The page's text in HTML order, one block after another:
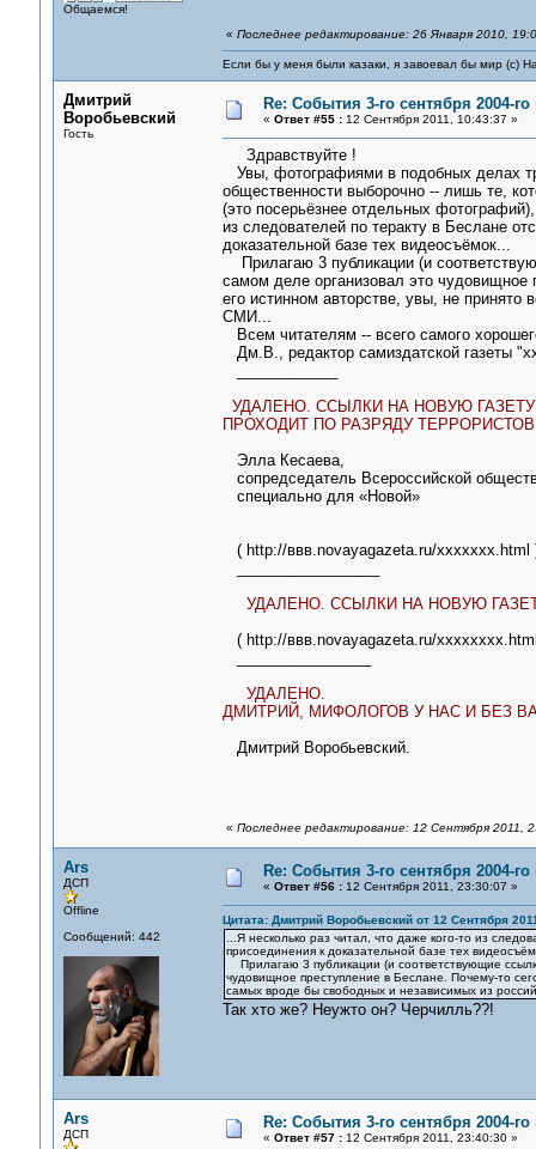
Общаемся!
« Последнее редактирование: 26 Января 2010,
Если бы у меня были казаки, я завоевал бы мир (с)
Дмитрий
Воробьевский
Гость
Re: События 3-го сентября 2004-
« Ответ #55 :12 Сентября 2011, 10:43:37 »
Здравствуйте !
Увы, фотографиями в подобных делах
общественности выборочно -- лишь те,
(это посерьёзнее отдельных
из следователей по теракту в Беслане
доказательной базе тех видеосъёмок...
Прилагаю 3 публикации (и
самом деле организовал это
его истинном авторстве, увы, не
СМИ...
Всем читателям -- всего самого
Дм.В., редактор самиздатской газеты
УДАЛЕНО. ССЫЛКИ НА НОВУЮ
ПРОХОДИТ ПО РАЗРЯДУ
Элла Кесаева,
сопредседатель Всероссийской
специально для «Новой»
( http://ввв.novayagazeta.ru/ххххххх.html
УДАЛЕНО. ССЫЛКИ НА НОВУЮ
( http://ввв.novayagazeta.ru/
УДАЛЕНО.
ДМИТРИЙ, МИФОЛОГОВ У НАС И БЕЗ
Дмитрий Воробьевский.
« Последнее редактирование: 12 Сентября 2011,
Ars
ДСП
Offline
Сообщений: 442
Re: События 3-го сентября 2004-
« Ответ #56 :12 Сентября 2011, 23:30:07 »
Цитата: Дмитрий Воробьевский от 12 Сентября
...Я несколько раз читал, что даже кого-то из
присоединения к доказательной базе тех
Прилагаю 3 публикации (и соответствующие
чудовищное преступление в Беслане. Почему-то
самых вроде бы свободных и независимых из
Так хто же? Неужто он? Черчилль??!
Ars
ДСП
Re: События 3-го сентября 2004-
« Ответ #57 :12 Сентября 2011, 23:40:30 »